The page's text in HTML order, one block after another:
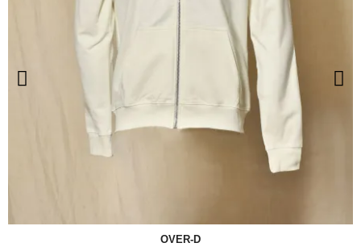
OVER-D